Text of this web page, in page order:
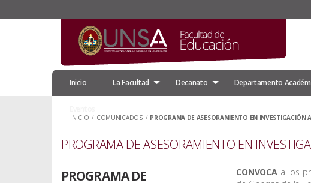
Inicio La Facultad Decanato Departamento
INICIO / COMUNICADOS / PROGRAMA DE ASESORAMIENTO EN INVESTIGACIÓN
PROGRAMA DE ASESORAMIENTO EN
PROGRAMA DE
CONVOCAa los